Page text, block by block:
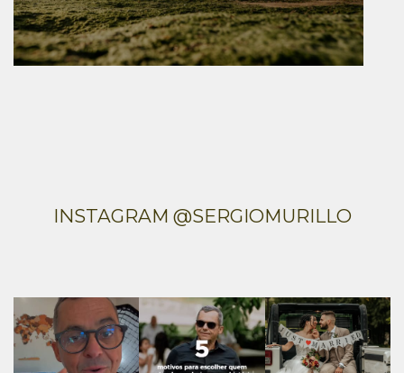
INSTAGRAM @SERGIOMURILLO